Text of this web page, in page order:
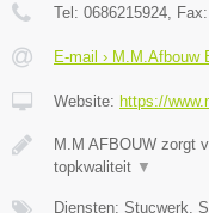
Tel: 0686215924, Fax:
E-mail › M.M.Afbouw
Website: https://
M.M AFBOUW zorgt
topkwaliteit ▼
Diensten: Stucwerk,